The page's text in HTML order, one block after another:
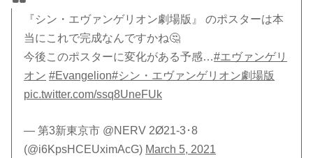
『シン・エヴァンゲリオン劇場版』 のポスターは本
当にこれで完成なんですかね🤔
今後このポスターに変化がある予感…#エヴァンゲリ
オン #Evangelion#シン・エヴァンゲリオン劇場版
pic.twitter.com/ssq8UneFUk
— 第3新東京市 @NERV 2Ø21-3･8
(@i6KpsHCEUximAcG) March 5, 2021